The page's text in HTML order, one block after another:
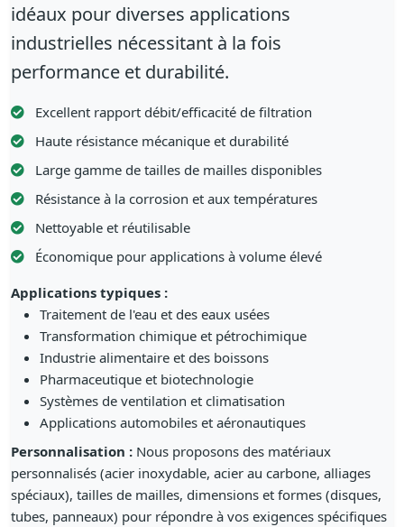
idéaux pour diverses applications
industrielles nécessitant à la fois
performance et durabilité.
Excellent rapport débit/efficacité de filtration
Haute résistance mécanique et durabilité
Large gamme de tailles de mailles disponibles
Résistance à la corrosion et aux températures
Nettoyable et réutilisable
Économique pour applications à volume élevé
Applications typiques :
Traitement de l'eau et des eaux usées
Transformation chimique et pétrochimique
Industrie alimentaire et des boissons
Pharmaceutique et biotechnologie
Systèmes de ventilation et climatisation
Applications automobiles et aéronautiques
Personnalisation : Nous proposons des matériaux
personnalisés (acier inoxydable, acier au carbone, alliages
spéciaux), tailles de mailles, dimensions et formes (disques,
tubes, panneaux) pour répondre à vos exigences spécifiques